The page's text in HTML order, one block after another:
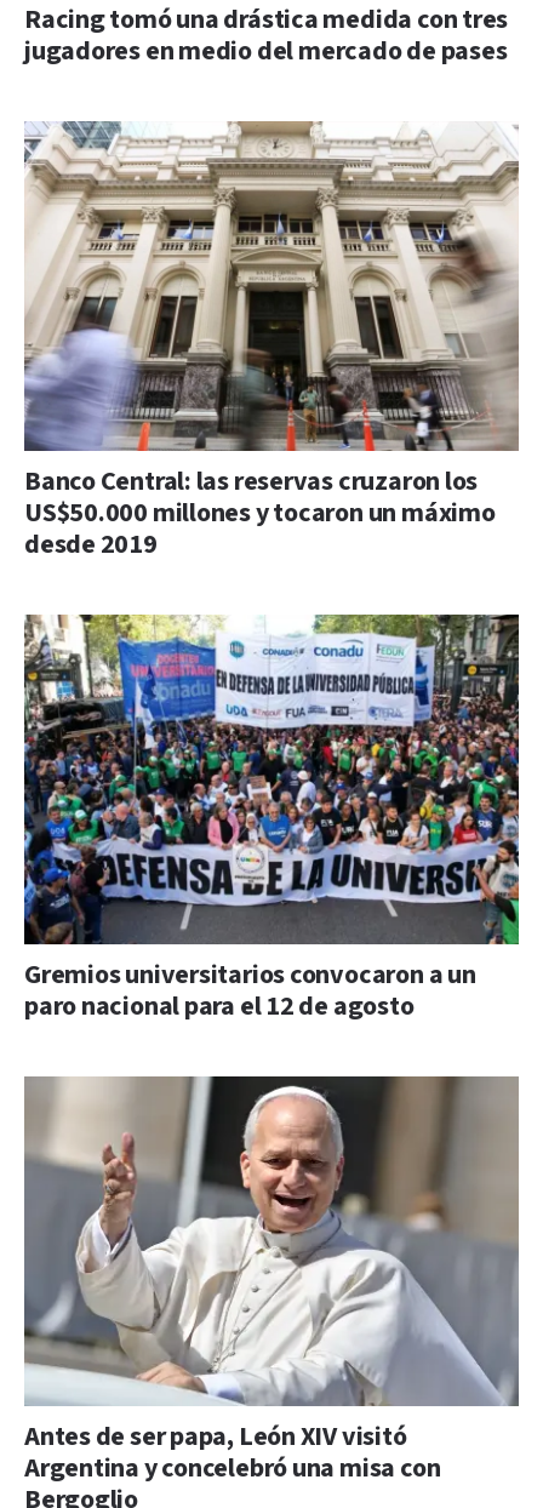
Racing tomó una drástica medida con tres
jugadores en medio del mercado de pases
Banco Central: las reservas cruzaron los
US$50.000 millones y tocaron un máximo
desde 2019
Gremios universitarios convocaron a un
paro nacional para el 12 de agosto
Antes de ser papa, León XIV visitó
Argentina y concelebró una misa con
Bergoglio